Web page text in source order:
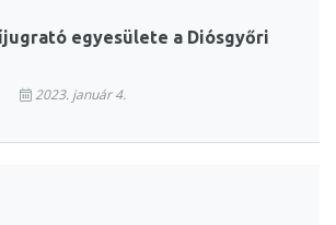
egyesülete a Diósgyőri
2023. január 4.